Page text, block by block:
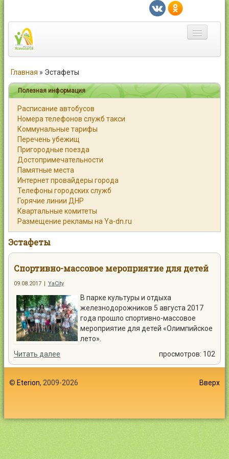
Город
Статьи
Каталог
Справочник
Работа
Объявления
Помощь
Контакты
Главная » Эстафеты
Полезная информация
Расписание автобусов
Номера телефонов служб такси
Коммунальные тарифы
Перечень убежищ
Пригородные поезда
Достопримечательности
Памятные места
Интернет провайдеры города
Телефоны городских служб
Горячие линии ДНР
Квартальные комитеты
Размещение рекламы на Ya-dn.ru
Эстафеты
Спортивно-массовое мероприятие для детей
09.08.2017 | YaCity
В парке культуры и отдыха
железнодорожников 5 августа 2017
года прошло спортивно-массовое
мероприятие для детей «Олимпийское
лето».
Читать далее
просмотров: 102
© Eterion, 2009-2026 Вверх